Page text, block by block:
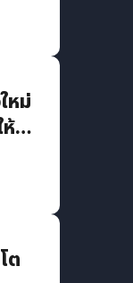
หม่
ห้
ต